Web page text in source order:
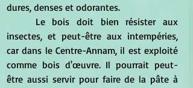
dures, denses et odorantes.
insectes, et peut-être aux intempéries,
car dans le Centre-Annam, il est exploité
comme bois d'œuvre. Il pourrait peut-
être aussi servir pour faire de la pâte à